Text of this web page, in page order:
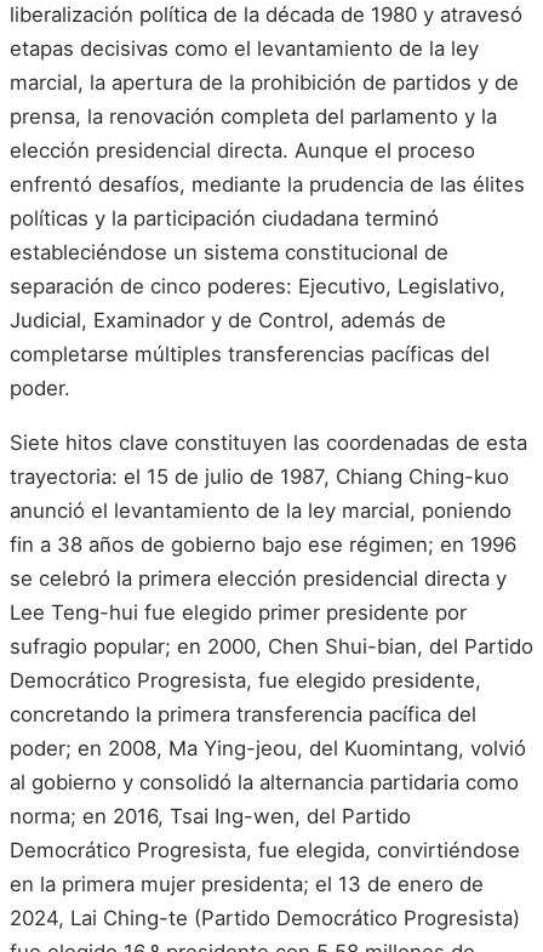
liberalización política de la década de 1980 y atravesó
etapas decisivas como el levantamiento de la ley
marcial, la apertura de la prohibición de partidos y de
prensa, la renovación completa del parlamento y la
elección presidencial directa. Aunque el proceso
enfrentó desafíos, mediante la prudencia de las élites
políticas y la participación ciudadana terminó
estableciéndose un sistema constitucional de
separación de cinco poderes: Ejecutivo, Legislativo,
Judicial, Examinador y de Control, además de
completarse múltiples transferencias pacíficas del
poder.
Siete hitos clave constituyen las coordenadas de esta
trayectoria: el 15 de julio de 1987, Chiang Ching-kuo
anunció el levantamiento de la ley marcial, poniendo
fin a 38 años de gobierno bajo ese régimen; en 1996
se celebró la primera elección presidencial directa y
Lee Teng-hui fue elegido primer presidente por
sufragio popular; en 2000, Chen Shui-bian, del Partido
Democrático Progresista, fue elegido presidente,
concretando la primera transferencia pacífica del
poder; en 2008, Ma Ying-jeou, del Kuomintang, volvió
al gobierno y consolidó la alternancia partidaria como
norma; en 2016, Tsai Ing-wen, del Partido
Democrático Progresista, fue elegida, convirtiéndose
en la primera mujer presidenta; el 13 de enero de
2024, Lai Ching-te (Partido Democrático Progresista)